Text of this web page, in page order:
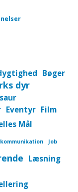
Bøger
dyr
Eventyr Film
Mål
Job
Læsning